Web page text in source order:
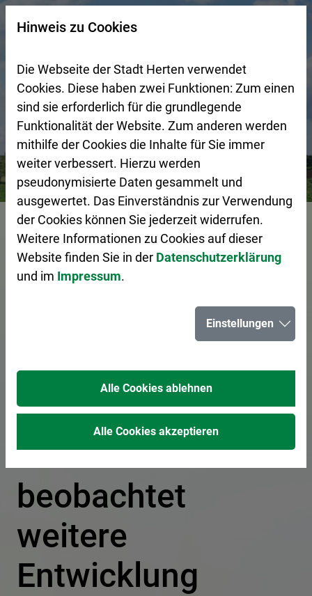
Zur Startseite (Schnelltaste 0)
Zum Seitenanfang springen (Schnelltaste A)
Zur Navigation/Menü springen (Schnelltaste M)
Zur Suche springen (Schnelltaste 8)
Zum Inhalt springen (Schnelltaste I)
Zum Fußbereich springen (Schnelltaste Z)
Bürgerservice Pressemeldungen Verkehrssicherheit
Vorlesen
Verkehrssicherheit
auf der L511:
Stadt Herten
begrüßt erste
Maßnahmen und
beobachtet
weitere
Entwicklung
Suchseite mit Schnellsuche
Hinweis zu Cookies
Die Webseite der Stadt Herten verwendet
Cookies. Diese haben zwei Funktionen: Zum einen
sind sie erforderlich für die grundlegende
Funktionalität der Website. Zum anderen werden
mithilfe der Cookies die Inhalte für Sie immer
weiter verbessert. Hierzu werden
pseudonymisierte Daten gesammelt und
ausgewertet. Das Einverständnis zur Verwendung
der Cookies können Sie jederzeit widerrufen.
Weitere Informationen zu Cookies auf dieser
Website finden Sie in der Datenschutzerklärung
und im Impressum.
Einstellungen
Alle Cookies ablehnen
Alle Cookies akzeptieren